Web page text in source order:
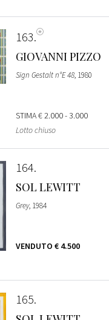
163
GIOVANNI PIZZO
Sign Gestalt n°E 48, 1980
STIMA€ 2.000 - 3.000
Lotto chiuso
164
SOL LEWITT
Grey, 1984
VENDUTO € 4.500
165